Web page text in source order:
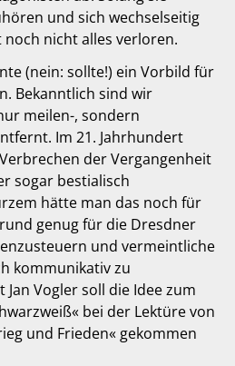
und sich wechselseitig
nicht alles verloren.
(nein: sollte!) ein Vorbild für
Bekanntlich sind wir
meilen-, sondern
Im 21. Jahrhundert
der Vergangenheit
sogar bestialisch
hätte man das noch für
genug für die Dresdner
und vermeintliche
kommunikativ zu
Vogler soll die Idee zum
bei der Lektüre von
und Frieden« gekommen